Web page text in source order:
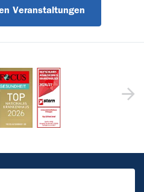
Veranstaltungen